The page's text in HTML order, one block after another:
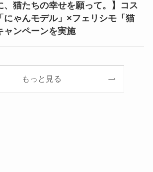
、猫たちの幸せを願って。】コス
にゃんモデル」×フェリシモ「猫
ャンペーンを実施
もっと見る